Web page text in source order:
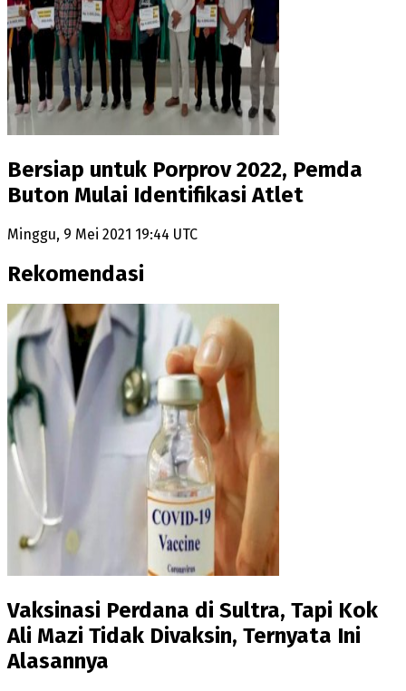
Bersiap untuk Porprov 2022, Pemda
Buton Mulai Identifikasi Atlet
Minggu, 9 Mei 2021 19:44 UTC
Rekomendasi
Vaksinasi Perdana di Sultra, Tapi Kok
Ali Mazi Tidak Divaksin, Ternyata Ini
Alasannya